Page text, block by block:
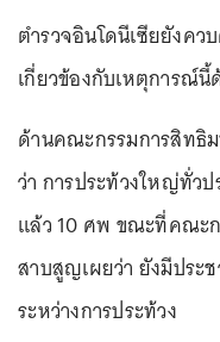
ตำรวจอินโดนีเซียยังค
เกี่ยวข้องกับเหตุการณ์นี้
ด้านคณะกรรมการสิทธิ
ว่า การประท้วงใหญ่ทั่ว
แล้ว 10 ศพ ขณะที่คณะ
สาบสูญเผยว่า ยังมีประ
ระหว่างการประท้วง